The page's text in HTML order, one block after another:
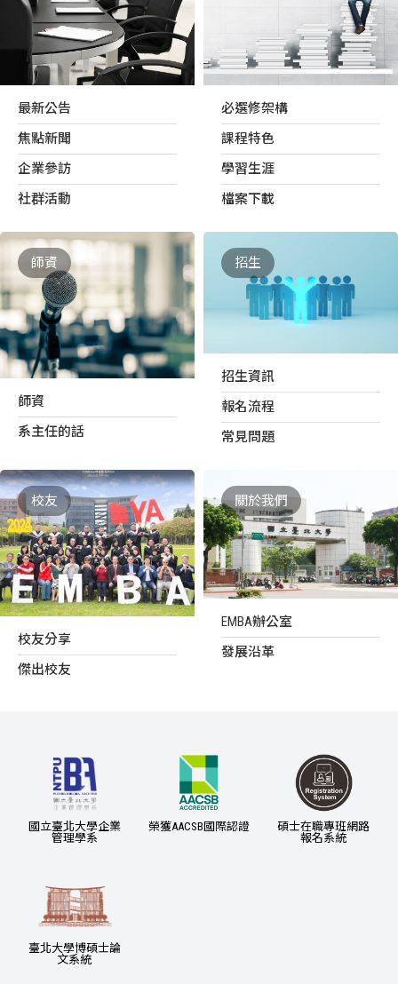
最新公告
焦點新聞
企業參訪
社群活動
必選修架構
課程特色
學習生涯
檔案下載
師資
師資
系主任的話
招生
招生資訊
報名流程
常見問題
校友
校友分享
傑出校友
關於我們
EMBA辦公室
發展沿革
國立臺北大學企業
管理學系
榮獲AACSB國際認證
碩士在職專班網路
報名系統
臺北大學博碩士論
文系統